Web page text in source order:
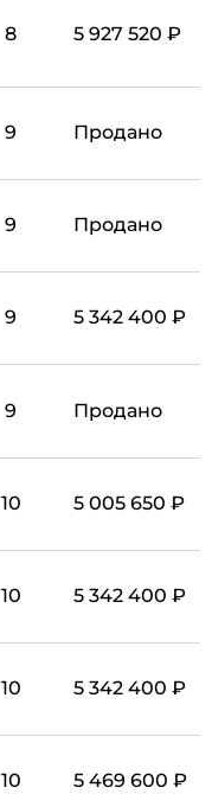
8 5 927 520 ₽
9 Продано
9 Продано
9 5 342 400 ₽
9 Продано
10 5 005 650 ₽
10 5 342 400 ₽
10 5 342 400 ₽
10 5 469 600 ₽